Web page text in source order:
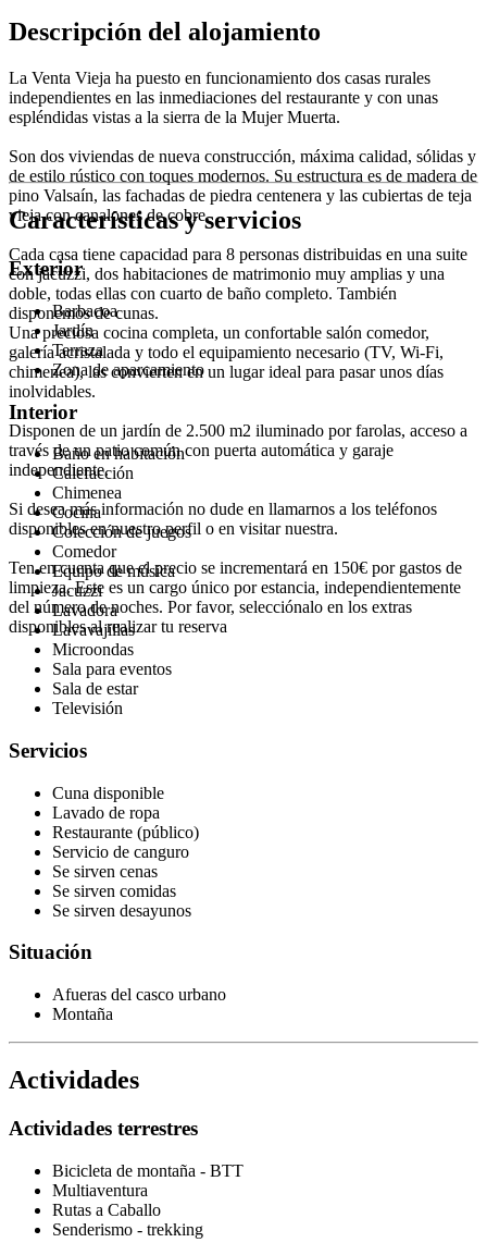
Descripción del alojamiento
La Venta Vieja ha puesto en funcionamiento dos casas rurales
independientes en las inmediaciones del restaurante y con unas
espléndidas vistas a la sierra de la Mujer Muerta.
Son dos viviendas de nueva construcción, máxima calidad, sólidas y
de estilo rústico con toques modernos. Su estructura es de madera de
pino Valsaín, las fachadas de piedra centenera y las cubiertas de teja
vieja con canalones de cobre.
Cada casa tiene capacidad para 8 personas distribuidas en una suite
con jacuzzi, dos habitaciones de matrimonio muy amplias y una
doble, todas ellas con cuarto de baño completo. También
disponemos de cunas.
Una preciosa cocina completa, un confortable salón comedor,
galería acristalada y todo el equipamiento necesario (TV, Wi-Fi,
chimenea), las convierten en un lugar ideal para pasar unos días
inolvidables.
Disponen de un jardín de 2.500 m2 iluminado por farolas, acceso a
través de un patio común con puerta automática y garaje
independiente.
Si desea más información no dude en llamarnos a los teléfonos
disponibles en nuestro perfil o en visitar nuestra.
Ten en cuenta que el precio se incrementará en 150€ por gastos de
limpieza. Este es un cargo único por estancia, independientemente
del número de noches. Por favor, selecciónalo en los extras
disponibles al realizar tu reserva
Características y servicios
Exterior
Barbacoa
Jardín
Terraza
Zona de aparcamiento
Interior
Baño en habitación
Calefacción
Chimenea
Cocina
Colección de juegos
Comedor
Equipo de música
Jacuzzi
Lavadora
Lavavajillas
Microondas
Sala para eventos
Sala de estar
Televisión
Servicios
Cuna disponible
Lavado de ropa
Restaurante (público)
Servicio de canguro
Se sirven cenas
Se sirven comidas
Se sirven desayunos
Situación
Afueras del casco urbano
Montaña
Actividades
Actividades terrestres
Bicicleta de montaña - BTT
Multiaventura
Rutas a Caballo
Senderismo - trekking